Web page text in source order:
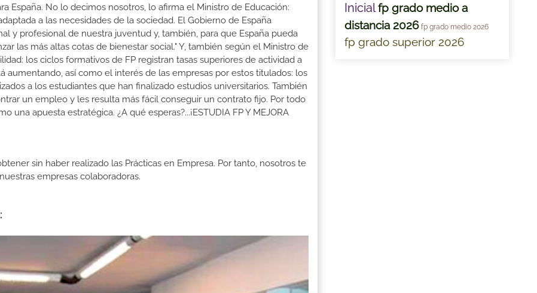
España. No lo decimos nosotros, lo afirma el Ministro de Educación:
a las necesidades de la sociedad. El Gobierno de España
y profesional de nuestra juventud y, también, para que España pueda
las más altas cotas de bienestar social." Y, también según el Ministro de
los ciclos formativos de FP registran tasas superiores de actividad a
aumentando, así como el interés de las empresas por estos titulados: los
a los estudiantes que han finalizado estudios universitarios. También
un empleo y les resulta más fácil conseguir un contrato fijo. Por todo
apuesta estratégica. ¿A qué esperas?...¡ESTUDIA FP Y MEJORA
sin haber realizado las Prácticas en Empresa. Por tanto, nosotros te
empresas colaboradoras.
Inicialfp grado medio a
distancia 2026 fp grado medio 2026
fp grado superior 2026